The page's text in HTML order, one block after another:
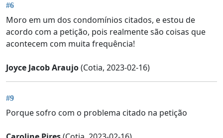
#6
Moro em um dos condomínios citados, e estou de
acordo com a petição, pois realmente são coisas que
acontecem com muita frequência!
Joyce Jacob Araujo(Cotia, 2023-02-16)
#9
Porque sofro com o problema citado na petição